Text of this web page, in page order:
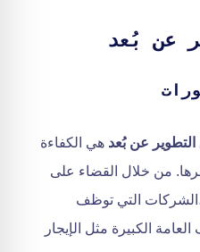
عن بُعد
عن بُعد هي الكفاءة
من خلال القضاء على
التي توظف
العامة الكبيرة مثل الإيجار